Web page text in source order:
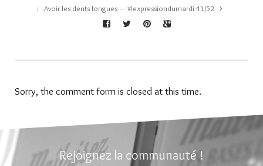
Avoir les dents longues — #lexpressiondumardi 41/52
Sorry, the comment form is closed at this time.
Rejoignez la communauté !